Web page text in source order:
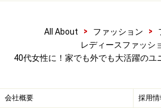
レギンスパンツ
All About > ファッション >
レディースファッシ
40代女性に！家でも外でも大活躍のユ
会社概要 採用情